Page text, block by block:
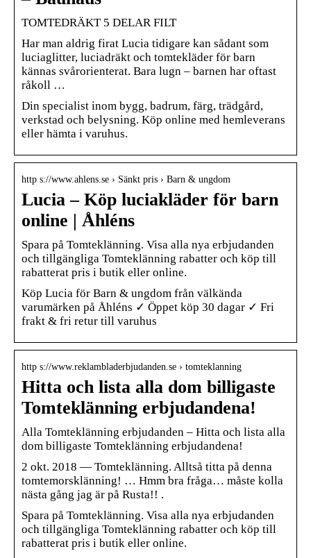
TOMTEDRÄKT 5 DELAR FILT
Har man aldrig firat Lucia tidigare kan sådant som
luciaglitter, luciadräkt och tomtekläder för barn
kännas svårorienterat. Bara lugn – barnen har oftast
råkoll …
Din specialist inom bygg, badrum, färg, trädgård,
verkstad och belysning. Köp online med hemleverans
eller hämta i varuhus.
http s://www.ahlens.se › Sänkt pris › Barn & ungdom
Lucia – Köp luciakläder för barn
online | Åhléns
Spara på Tomteklänning. Visa alla nya erbjudanden
och tillgängliga Tomteklänning rabatter och köp till
rabatterat pris i butik eller online.
Köp Lucia för Barn & ungdom från välkända
varumärken på Åhléns ✓ Öppet köp 30 dagar ✓ Fri
frakt & fri retur till varuhus
http s://www.reklambladerbjudanden.se › tomteklanning
Hitta och lista alla dom billigaste
Tomteklänning erbjudandena!
Alla Tomteklänning erbjudanden – Hitta och lista alla
dom billigaste Tomteklänning erbjudandena!
2 okt. 2018 — Tomteklänning. Alltså titta på denna
tomtemorsklänning! … Hmm bra fråga… måste kolla
nästa gång jag är på Rusta!! .
Spara på Tomteklänning. Visa alla nya erbjudanden
och tillgängliga Tomteklänning rabatter och köp till
rabatterat pris i butik eller online.